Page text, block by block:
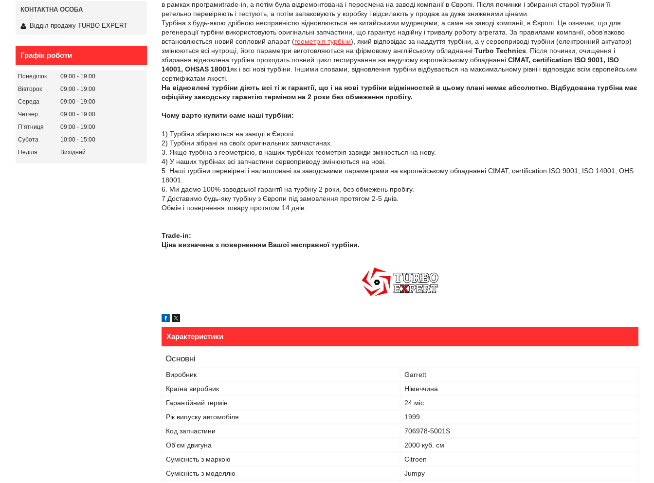
в рамках програмиtrade-in, а потім була відремонтована і пересічена на заводі компанії в Європі. Після починки і збирання старої турбіни її
ретельно перевіряють і тестують, а потім запаковують у коробку і відсилають у продаж за дуже зниженими цінами.
Турбіна з будь-якою дрібною несправністю відновлюється не китайськими мудрецями, а саме на заводі компанії, в Європі. Це означає, що для
регенерації турбіни використовують оригінальні запчастини, що гарантує надійну і тривалу роботу агрегата. За правилами компанії, обов’язково
встановлюється новий сопловий апарат (геометрія турбіни), який відповідає за наддуття турбіни, а у сервоприводі турбіни (електронний актуатор)
змінюються всі нутрощі, його параметри виготовляються на фірмовому англійському обладнанні Turbo Technics . Після починки, очищення і
збирання відновлена турбіна проходить повний цикл тестирування на ведучому європейському обладнанні CIMAT, certification ISO 9001, ISO
14001, OHSAS 18001як і всі нові турбіни. Іншими словами, відновлення турбіни відбувається на максимальному рівні і відповідає всім європейським
сертифікатам якості.
На відновлені турбіни діють всі ті ж гарантії, що і на нові турбіни відмінностей в цьому плані немає абсолютно. Відбудована турбіна має
офіційну заводську гарантію терміном на 2 роки без обмеження пробігу.
Чому варто купити саме наші турбіни:
1) Турбіни збираються на заводі в Європі.
2) Турбіни зібрані на своїх оригінальних запчастинах.
3. Якщо турбіна з геометрією, в наших турбінах геометрія завжди змінюється на нову.
4) У наших турбінах всі запчастини сервоприводу змінюються на нові.
5. Наші турбіни перевірені і налаштовані за заводськими параметрами на європейському обладнанні CIMAT, certification ISO 9001, ISO 14001, OHS
18001.
6. Ми даємо 100% заводської гарантії на турбіну 2 роки, без обмежень пробігу.
7 Доставимо будь-яку турбіну з Європи під замовлення протягом 2-5 днів.
Обмін і повернення товару протягом 14 днів.
Trade-in:
Ціна визначена з поверненням Вашої несправної турбіни.
Характеристики
Основні
Виробник
Garrett
Країна виробник
Німеччина
Гарантійний термін
24 міс
Рік випуску автомобіля
1999
Код запчастини
706978-5001S
Об'єм двигуна
2000 куб. см
Сумісність з маркою
Citroen
Сумісність з моделлю
Jumpy
Відділ продажу TURBO EXPERT
Графік роботи
Понеділок 09:00
19:00
Вівторок
09:00
19:00
Середа
09:00
19:00
Четвер
09:00
19:00
Пʼятниця
09:00
19:00
Субота
10:00
15:00
Неділя
Вихідний